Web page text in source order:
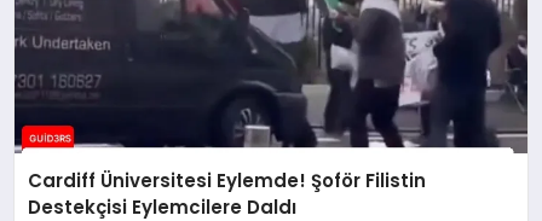
Cardiff Üniversitesi Eylemde! Şoför Filistin
Destekçisi Eylemcilere Daldı